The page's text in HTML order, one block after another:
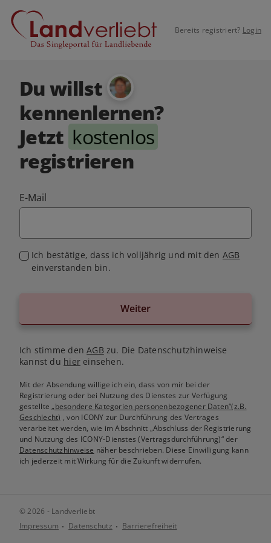
Bereits registriert? Login
Du willst
kennenlernen?
Jetzt kostenlos
registrieren
E-Mail
Ich bestätige, dass ich volljährig und mit den AGB
einverstanden bin.
Weiter
Ich stimme denAGB zu. Die Datenschutzhinweise
kannst du hiereinsehen.
Mit der Absendung willige ich ein, dass von mir bei der
Registrierung oder bei Nutzung des Dienstes zur Verfügung
gestellte„besondere Kategorien personenbezogener Daten“(z.B.
Geschlecht) , von ICONY zur Durchführung des Vertrages
verarbeitet werden, wie im Abschnitt „Abschluss der Registrierung
und Nutzung des ICONY-Dienstes (Vertragsdurchführung)“ der
Datenschutzhinweise näher beschrieben. Diese Einwilligung kann
ich jederzeit mit Wirkung für die Zukunft widerrufen.
© 2026 - Landverliebt
Impressum
Datenschutz Barrierefreiheit